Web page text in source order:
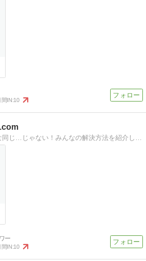
間IN:10
ママの悩みはみんな同じ…じゃない！みんなの解決方法を紹介していきま〜す。
間IN:10